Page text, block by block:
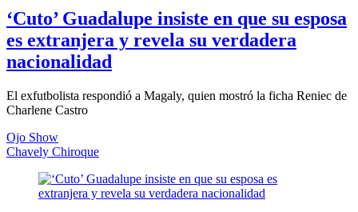
‘Cuto’ Guadalupe insiste en que su esposa
es extranjera y revela su verdadera
nacionalidad
El exfutbolista respondió a Magaly, quien mostró la ficha Reniec de
Charlene Castro
Ojo Show
Chavely Chiroque